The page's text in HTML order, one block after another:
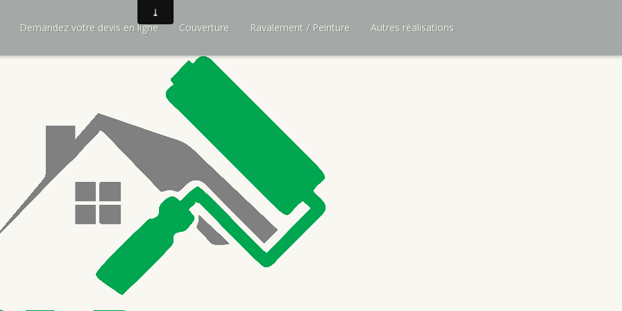
Demandez votre devis en ligne Couverture Ravalement / Peinture Autres réalisations